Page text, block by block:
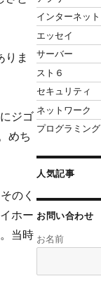
りま
ジゴ
めち
のく
ホー
当時
インターネット
エッセイ
サーバー
スト６
セキュリティ
ネットワーク
プログラミング
人気記事
お問い合わせ
お名前